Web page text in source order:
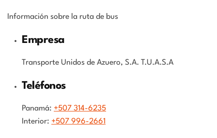
Información sobre la ruta de bus
Empresa
Transporte Unidos de Azuero, S.A. T.U.A.S.A
Teléfonos
Panamá: +507 314-6235
Interior: +507 996-2661